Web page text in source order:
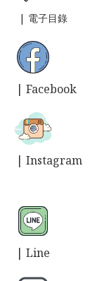
| 電子目錄
| Facebook
| Instagram
| Line